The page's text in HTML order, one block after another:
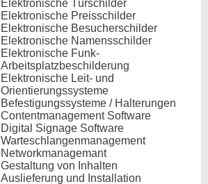
Elektronische Türschilder
Elektronische Preisschilder
Elektronische Besucherschilder
Elektronische Namensschilder
Elektronische Funk-
Arbeitsplatzbeschilderung
Elektronische Leit- und
Orientierungssysteme
Befestigungssysteme / Halterungen
Contentmanagement Software
Digital Signage Software
Warteschlangenmanagement
Networkmanagemant
Gestaltung von Inhalten
Auslieferung und Installation